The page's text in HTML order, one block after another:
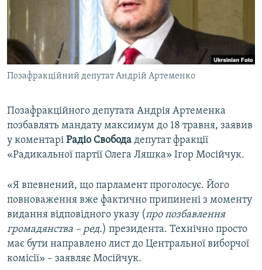
ДЕПОРТАЦІЯ
ВІДЕОУРОКИ «ELIFBE»
СВІДЧЕННЯ ОКУПАЦІЇ
УКРАЇНСЬКА ПРОБЛЕМА КРИМУ
ЯК ОБІЙТИ БЛОКУВАННЯ
Русский
Qırımtatar
Усі сайти RFE/RL
Позафракційний депутат Андрій Артеменко
Позафракційного депутата Андрія Артеменка
позбавлять мандату максимум до 18 травня, заявив
у коментарі Радіо Свобода депутат фракції
«Радикальної партії Олега Ляшка» Ігор Мосійчук.
«Я впевнений, що парламент проголосує. Його
повноваження вже фактично припинені з моменту
видання відповідного указу (про позбавлення
громадянства – ред.) президента. Технічно просто
має бути направлено лист до Центральної виборчої
комісії» – заявляє Мосійчук.